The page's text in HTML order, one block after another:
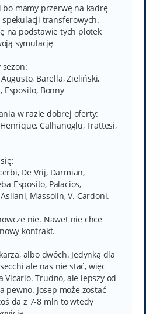
bo mamy przerwę na kadrę
transferowych.
na podstawie tych plotek
symulację
sezon:
Barella, Zieliński,
Esposito, Bonny
w razie dobrej oferty:
Calhanoglu, Frattesi,
De Vrij, Darmian,
Esposito, Palacios,
Massolin, V. Cardoni.
nie. Nawet nie chce
kontrakt.
albo dwóch. Jedynką dla
ale nas nie stać, więc
Vicario. Trudno, ale lepszy od
pewno. Josep może zostać
da z 7-8 mln to wtedy